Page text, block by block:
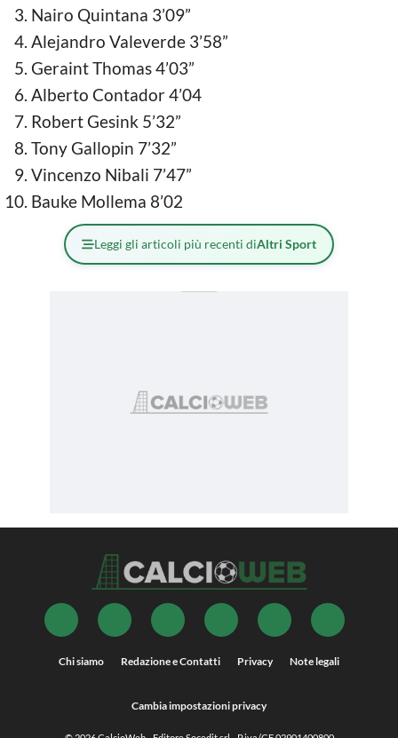
Nairo Quintana 3’09”
Alejandro Valeverde 3’58”
Geraint Thomas 4’03”
Alberto Contador 4’04
Robert Gesink 5’32”
Tony Gallopin 7’32”
Vincenzo Nibali 7’47”
Bauke Mollema 8’02
Leggi gli articoli più recenti diAltri Sport
Chi siamo Redazione e Contatti Privacy Note legali
Cambia impostazioni privacy